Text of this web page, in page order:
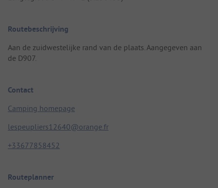
Routebeschrijving
Aan de zuidwestelijke rand van de plaats. Aangegeven aan
de D907.
Contact
Camping homepage
lespeupliers12640@orange.fr
+33677858452
Routeplanner